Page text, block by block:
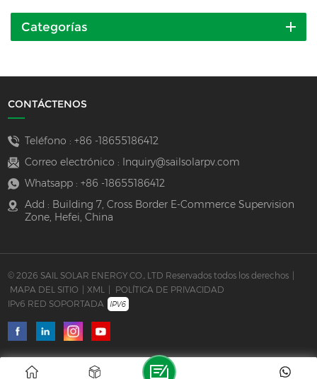
Categorías
CONTÁCTENOS
Teléfono : +86 -18655186412
Correo electrónico :
Inquiry@sailsolarpv.com
Whatsapp : +86 -18655186412
Add : Building 7, Cross Border E-Commerce Supervision
Zone, Hefei, China
© 2026 SAIL SOLAR ENERGY CO., LTD Reservados todos los derechos |
MAPA DEL SITIO | XML | POLÍTICA DE PRIVACIDAD
IPv6 RED SOPORTADA